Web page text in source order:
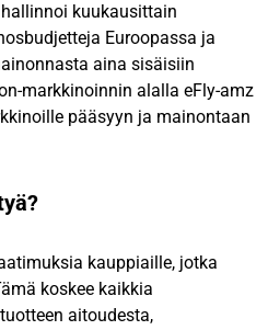
kuukausittain
Euroopassa ja
aina sisäisiin
markkinoinnin alalla eFly-amz
pääsyyn ja mainontaan
kauppiaille, jotka
koskee kaikkia
aitoudesta,